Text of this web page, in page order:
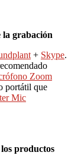
la grabación
+ Skype.
Zoom
portátil que
Mic
productos